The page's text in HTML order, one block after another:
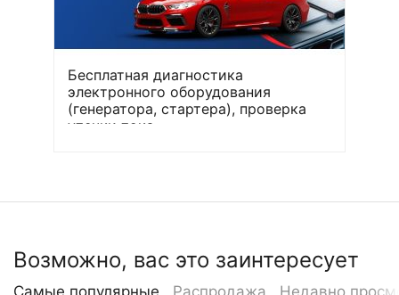
Бесплатная диагностика
электронного оборудования
(генератора, стартера), проверка
утечки тока
Возможно, вас это заинтересует
Самые популярные Распродажа Недавно